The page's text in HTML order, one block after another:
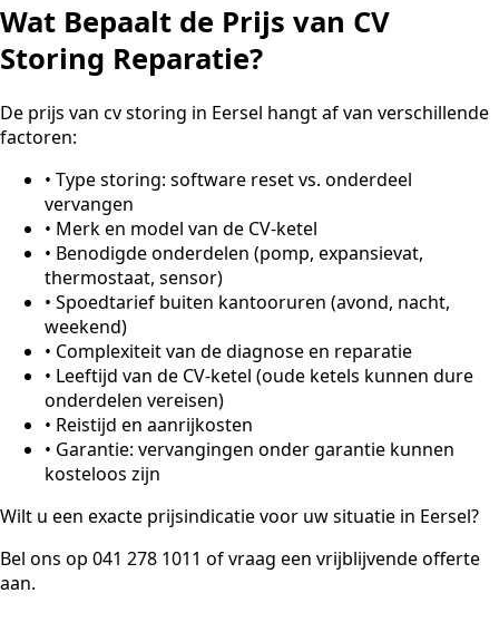
Wat Bepaalt de Prijs van CV
Storing Reparatie?
De prijs van cv storing in Eersel hangt af van verschillende
factoren:
• Type storing: software reset vs. onderdeel
vervangen
• Merk en model van de CV-ketel
• Benodigde onderdelen (pomp, expansievat,
thermostaat, sensor)
• Spoedtarief buiten kantooruren (avond, nacht,
weekend)
• Complexiteit van de diagnose en reparatie
• Leeftijd van de CV-ketel (oude ketels kunnen dure
onderdelen vereisen)
• Reistijd en aanrijkosten
• Garantie: vervangingen onder garantie kunnen
kosteloos zijn
Wilt u een exacte prijsindicatie voor uw situatie in Eersel?
Bel ons op 041 278 1011 of vraag een vrijblijvende offerte
aan.